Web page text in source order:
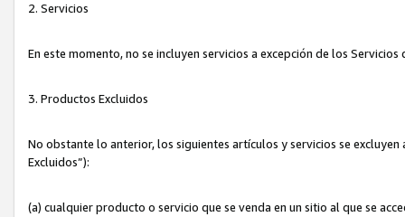
2. Servicios
En este momento, no se incluyen servicios a excepción de los
3. Productos Excluidos
No obstante lo anterior, los siguientes artículos y servicios se
Excluidos”):
(a) cualquier producto o servicio que se venda en un sitio al que se